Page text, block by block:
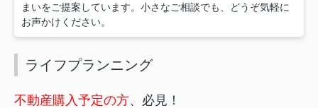
まいをご提案しています。小さなご相談でも、どうぞ気軽に
お声かけください。
ライフプランニング
不動産購入予定の方、必見！